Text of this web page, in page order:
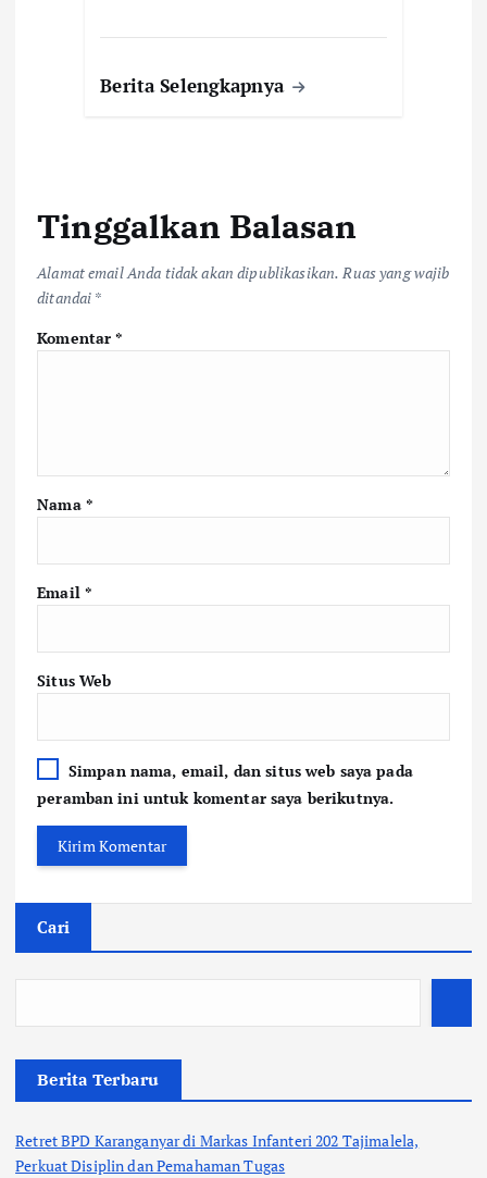
Berita Selengkapnya
Tinggalkan Balasan
Alamat email Anda tidak akan dipublikasikan. Ruas yang wajib
ditandai *
Komentar*
Nama *
Email *
Situs Web
Simpan nama, email, dan situs web saya pada
peramban ini untuk komentar saya berikutnya.
Cari
Berita Terbaru
Retret BPD Karanganyar di Markas Infanteri 202 Tajimalela,
Perkuat Disiplin dan Pemahaman Tugas